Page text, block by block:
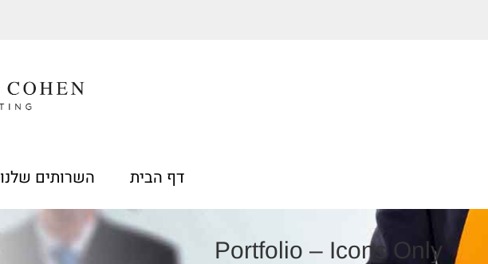
דף הבית השרותים שלנו
Portfolio – Icons Only